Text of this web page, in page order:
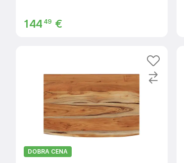
144 49 €
DOBRA CENA